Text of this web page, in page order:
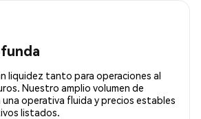
liquidez tanto para operaciones al
Nuestro amplio volumen de
operativa fluida y precios estables
listados.